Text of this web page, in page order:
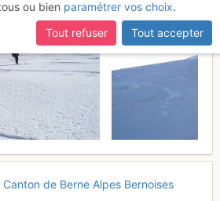
Canton de Berne Alpes Bernoises
ou bien paramétrer vos choix.
Tout refuser
Tout accepter